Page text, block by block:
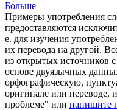
Больше
Примеры употребления
предоставляются
е. для изучения
их перевода на другой.
из открытых источников
основе двуязычных
орфографическую,
оригинале или
проблеме" или напишите